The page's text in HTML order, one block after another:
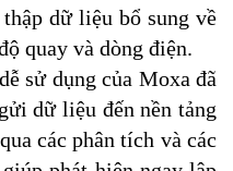
dữ liệu bổ sung về
quay và dòng điện.
sử dụng của Moxa đã
dữ liệu đến nền tảng
các phân tích và các